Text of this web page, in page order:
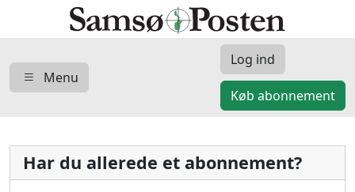
Menu
Log ind
Køb abonnement
Har du allerede et abonnement?